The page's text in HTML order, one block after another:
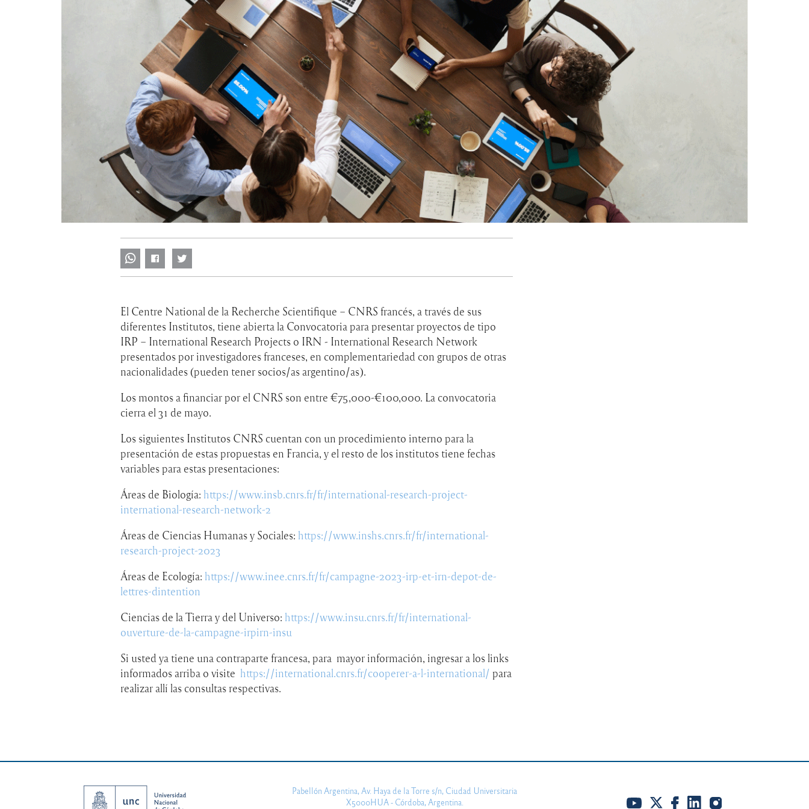
El Centre National de la Recherche Scientifique – CNRS francés, a través de sus
diferentes Institutos, tiene abierta la Convocatoria para presentar proyectos de tipo
IRP – International Research Projects o IRN - International Research Network
presentados por investigadores franceses, en complementariedad con grupos de otras
nacionalidades (pueden tener socios/as argentino/as).
Los montos a financiar por el CNRS son entre €75,000-€100,000. La convocatoria
cierra el 31 de mayo.
Los siguientes Institutos CNRS cuentan con un procedimiento interno para la
presentación de estas propuestas en Francia, y el resto de los institutos tiene fechas
variables para estas presentaciones:
Áreas de Biología: https://www.insb.cnrs.fr/fr/international-research-project-
international-research-network-2
Áreas de Ciencias Humanas y Sociales: https://www.inshs.cnrs.fr/fr/international-
research-project-2023
Áreas de Ecología: https://www.inee.cnrs.fr/fr/campagne-2023-irp-et-irn-depot-de-
lettres-dintention
Ciencias de la Tierra y del Universo: https://www.insu.cnrs.fr/fr/international-
ouverture-de-la-campagne-irpirn-insu
Si usted ya tiene una contraparte francesa, para mayor información, ingresar a los links
informados arriba o visite https://international.cnrs.fr/cooperer-a-l-international/ para
realizar allí las consultas respectivas.
Pabellón Argentina, Av. Haya de la Torre s/n, Ciudad Universitaria
X5000HUA - Córdoba, Argentina.